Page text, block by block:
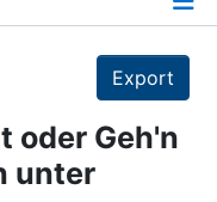
Export
oder Geh'n
unter